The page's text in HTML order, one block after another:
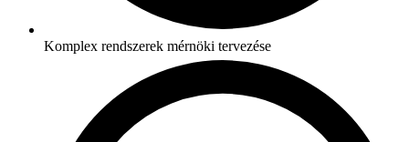
Komplex rendszerek mérnöki tervezése